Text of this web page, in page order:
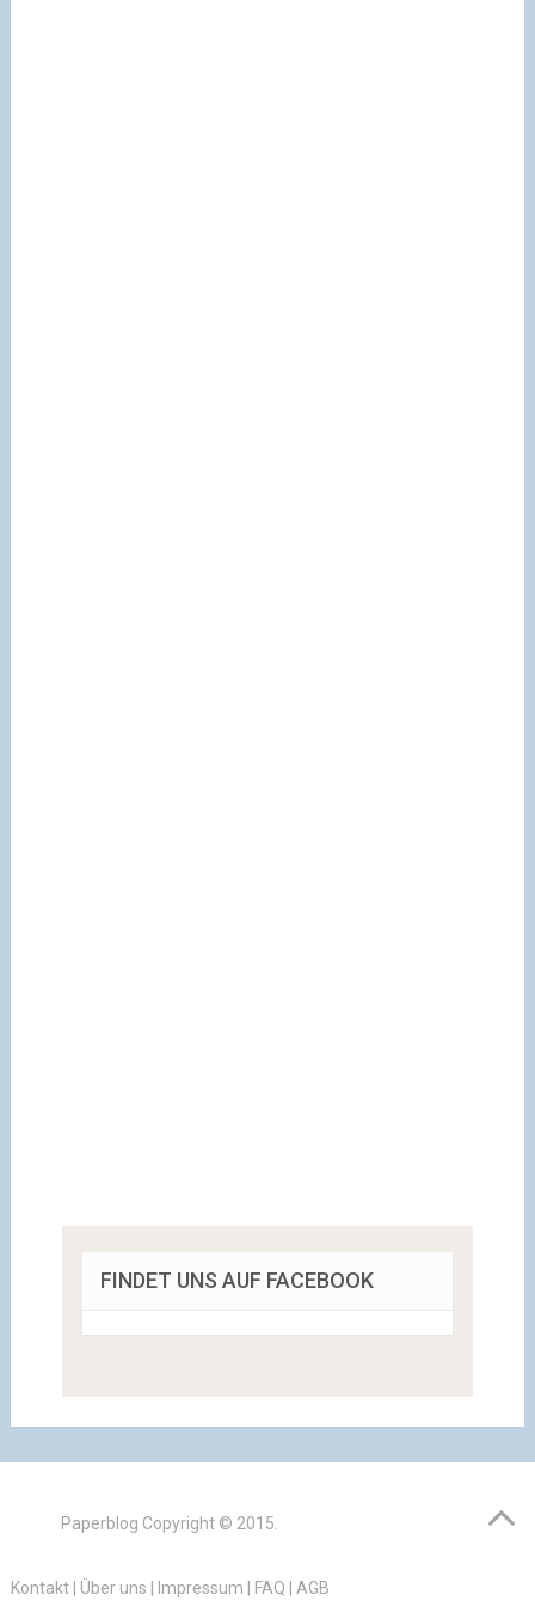
FINDET UNS AUF FACEBOOK
Paperblog Copyright © 2015.
Kontakt| Über uns Impressum FAQ AGB